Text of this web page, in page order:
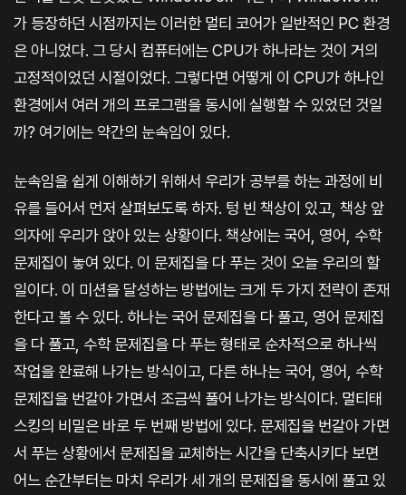
가 등장하던 시점까지는 이러한 멀티 코어가 일반적인 PC 환경
은 아니었다. 그 당시 컴퓨터에는 CPU가 하나라는 것이 거의
고정적이었던 시절이었다. 그렇다면 어떻게 이 CPU가 하나인
환경에서 여러 개의 프로그램을 동시에 실행할 수 있었던 것일
까? 여기에는 약간의 눈속임이 있다.
눈속임을 쉽게 이해하기 위해서 우리가 공부를 하는 과정에 비
유를 들어서 먼저 살펴보도록 하자. 텅 빈 책상이 있고, 책상 앞
의자에 우리가 앉아 있는 상황이다. 책상에는 국어, 영어, 수학
문제집이 놓여 있다. 이 문제집을 다 푸는 것이 오늘 우리의 할
일이다. 이 미션을 달성하는 방법에는 크게 두 가지 전략이 존재
한다고 볼 수 있다. 하나는 국어 문제집을 다 풀고, 영어 문제집
을 다 풀고, 수학 문제집을 다 푸는 형태로 순차적으로 하나씩
작업을 완료해 나가는 방식이고, 다른 하나는 국어, 영어, 수학
문제집을 번갈아 가면서 조금씩 풀어 나가는 방식이다. 멀티태
스킹의 비밀은 바로 두 번째 방법에 있다. 문제집을 번갈아 가면
서 푸는 상황에서 문제집을 교체하는 시간을 단축시키다 보면
어느 순간부터는 마치 우리가 세 개의 문제집을 동시에 풀고 있